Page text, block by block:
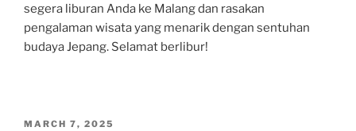
segera liburan Anda ke Malang dan rasakan
pengalaman wisata yang menarik dengan sentuhan
budaya Jepang. Selamat berlibur!
POSTED
MARCH 7, 2025